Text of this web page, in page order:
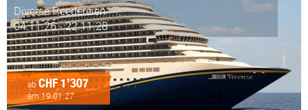
Diverse Reedereien
04.11.26 - 22.11.28
abCHF 1’307
am 19.01.27